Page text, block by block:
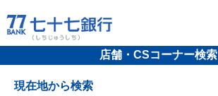
店舗・CSコーナー検索
現在地から検索